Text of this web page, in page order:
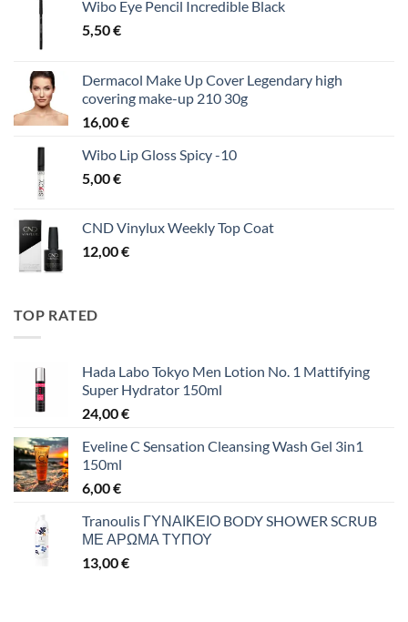
Wibo Eye Pencil Incredible Black
5,50€
Dermacol Make Up Cover Legendary high
covering make-up 210 30g
16,00€
Wibo Lip Gloss Spicy -10
5,00€
CND Vinylux Weekly Top Coat
12,00€
TOP RATED
Hada Labo Tokyo Men Lotion No. 1 Mattifying
Super Hydrator 150ml
24,00€
Eveline C Sensation Cleansing Wash Gel 3in1
150ml
6,00€
Tranoulis ΓΥΝΑΙΚΕΙΟ BODY SHOWER SCRUB
ΜΕ ΑΡΩΜΑ ΤΥΠΟΥ
13,00€